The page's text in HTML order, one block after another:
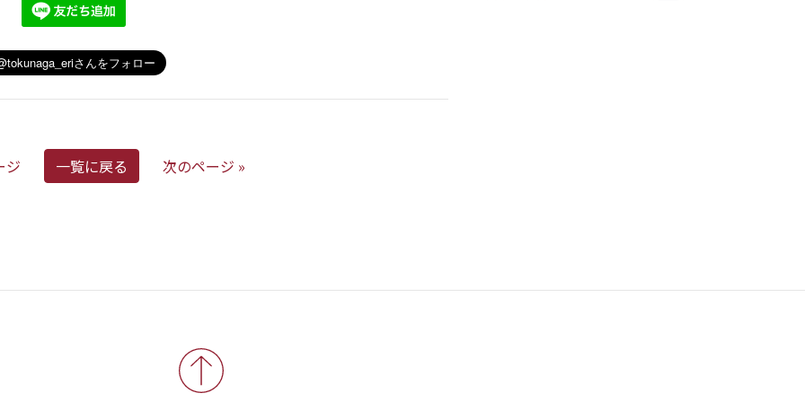
ジ 一覧に戻る 次のページ »